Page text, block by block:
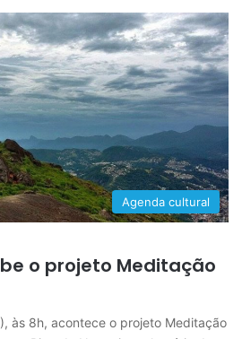
Agenda cultural
o projeto Meditação
às 8h, acontece o projeto Meditação